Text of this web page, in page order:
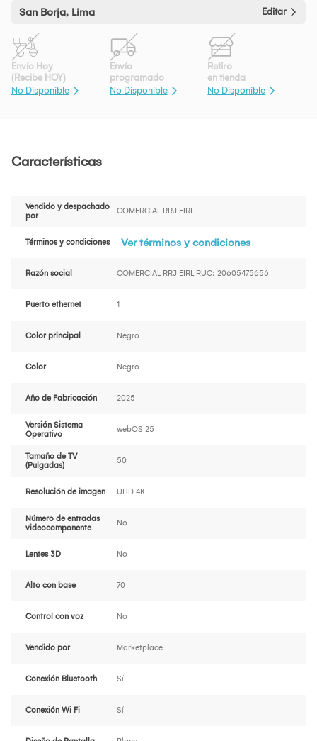
San Borja, Lima Editar
Envío Hoy
(Recibe HOY)
No Disponible
Envío
programado
No Disponible
Retiro
en tienda
No Disponible
Características
Vendido y despachado
por
COMERCIAL RRJ EIRL
Términos y condiciones Ver términos y condiciones
Razón social COMERCIAL RRJ EIRL RUC: 20605475656
Puerto ethernet 1
Color principal Negro
Color Negro
Año de Fabricación 2025
Versión Sistema
Operativo
webOS 25
Tamaño de TV
(Pulgadas)
50
Resolución de imagen UHD 4K
Número de entradas
videocomponente
No
Lentes 3D No
Alto con base 70
Control con voz No
Vendido por Marketplace
Conexión Bluetooth Sí
Conexión Wi Fi Sí